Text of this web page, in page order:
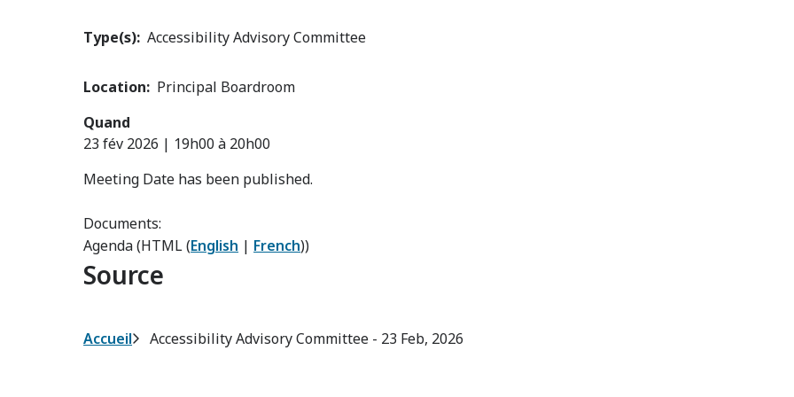
Type(s) Accessibility Advisory Committee
Location
Principal Boardroom
Quand
23 fév 2026 | 19h00 à 20h00
Meeting Date has been published.
Documents:
Agenda (HTML (English | French))
Source
Fil
Accueil Accessibility Advisory Committee - 23 Feb, 2026